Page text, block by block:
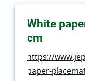
White
cm
https://
paper-